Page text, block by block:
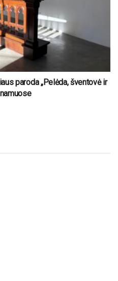
paroda „Pelėda, šventovė ir